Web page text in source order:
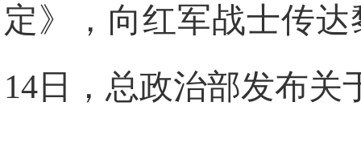
定》，向红军战士传
14日，总政治部发布关